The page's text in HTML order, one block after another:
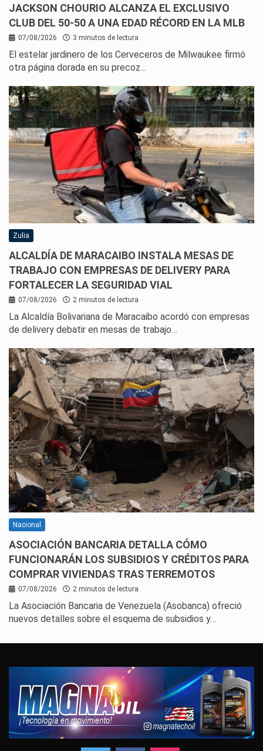
JACKSON CHOURIO ALCANZA EL EXCLUSIVO
CLUB DEL 50-50 A UNA EDAD RÉCORD EN LA MLB
07/08/2026 3 minutos de lectura
El estelar jardinero de los Cerveceros de Milwaukee firmó
otra página dorada en su precoz…
Zulia
ALCALDÍA DE MARACAIBO INSTALA MESAS DE
TRABAJO CON EMPRESAS DE DELIVERY PARA
FORTALECER LA SEGURIDAD VIAL
07/08/2026 2 minutos de lectura
La Alcaldía Bolivariana de Maracaibo acordó con empresas
de delivery debatir en mesas de trabajo…
Nacional
ASOCIACIÓN BANCARIA DETALLA CÓMO
FUNCIONARÁN LOS SUBSIDIOS Y CRÉDITOS PARA
COMPRAR VIVIENDAS TRAS TERREMOTOS
07/08/2026 2 minutos de lectura
La Asociación Bancaria de Venezuela (Asobanca) ofreció
nuevos detalles sobre el esquema de subsidios y…